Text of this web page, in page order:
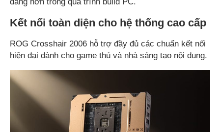
Kết nối toàn diện cho hệ thống cao cấp
ROG Crosshair 2006 hỗ trợ đầy đủ các chuẩn kết nối
hiện đại dành cho game thủ và nhà sáng tạo nội dung.